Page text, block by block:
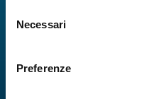
delNecessari
Preferenze